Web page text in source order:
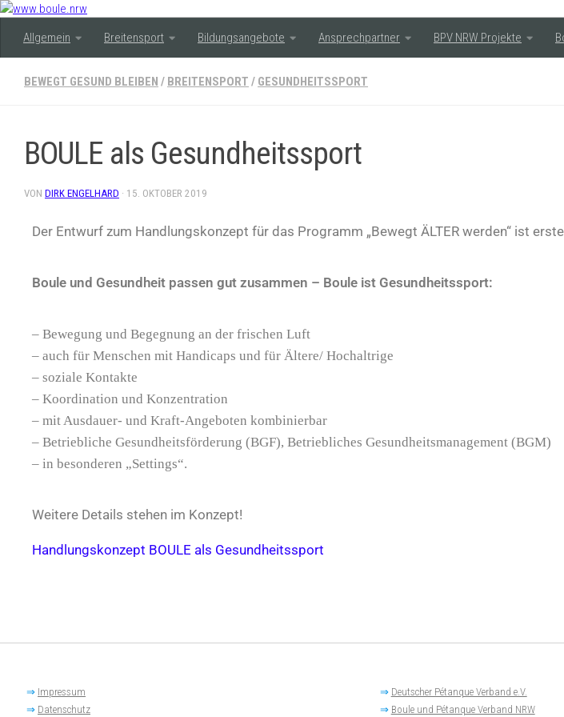
Allgemein Breitensport Bildungsangebote Ansprechpartner BPV NRW Projekte
BEWEGT GESUND BLEIBEN / BREITENSPORT / GESUNDHEITSSPORT
BOULE als Gesundheitssport
VON DIRK ENGELHARD · 15. OKTOBER 2019
Der Entwurf zum Handlungskonzept für das Programm „Bewegt ÄLTER werden“ ist
Boule und Gesundheit passen gut zusammen – Boule ist Gesundheitssport:
– Bewegung und Begegnung an der frischen Luft
– auch für Menschen mit Handicaps und für Ältere/ Hochaltrige
– soziale Kontakte
– Koordination und Konzentration
– mit Ausdauer- und Kraft-Angeboten kombinierbar
– Betriebliche Gesundheitsförderung (BGF), Betriebliches Gesundheitsmanagement (BGM)
– in besonderen „Settings“.
Weitere Details stehen im Konzept!
Handlungskonzept BOULE als Gesundheitssport
⇒ Impressum
⇒ Datenschutz
⇒ Deutscher Pétanque Verband e.V.
⇒ Boule und Pétanque Verband NRW